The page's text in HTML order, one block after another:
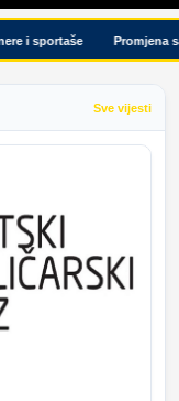
i sportaše Promjena
Sve vijesti